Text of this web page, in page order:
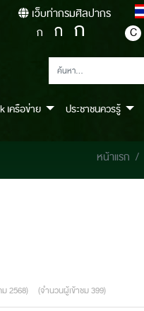
เว็บท่ากรมศิลปากร
ก
ก ก C
เครือข่าย ประชาชนควรรู้
หน้าแรก
2568) (จำนวนผู้เข้าชม 399)